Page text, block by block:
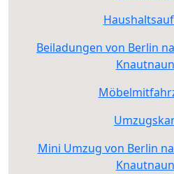
Beiladungen von Berlin
Mini Umzug von Berlin